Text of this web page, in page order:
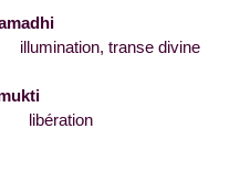
transe divine